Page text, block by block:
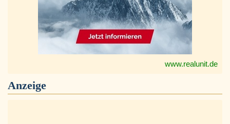
www.realunit.de
Anzeige